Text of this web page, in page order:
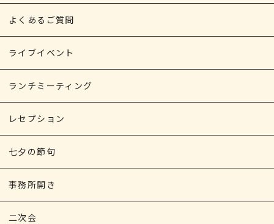
よくあるご質問
ライブイベント
ランチミーティング
レセプション
七夕の節句
事務所開き
二次会